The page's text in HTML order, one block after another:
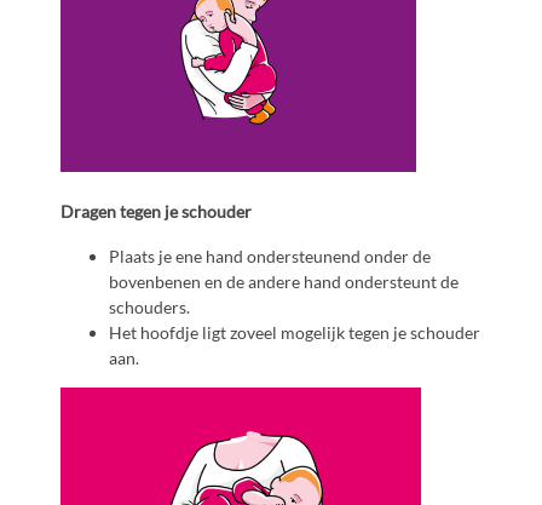
Dragen tegen je schouder
Plaats je ene hand ondersteunend onder de
bovenbenen en de andere hand ondersteunt de
schouders.
Het hoofdje ligt zoveel mogelijk tegen je schouder
aan.